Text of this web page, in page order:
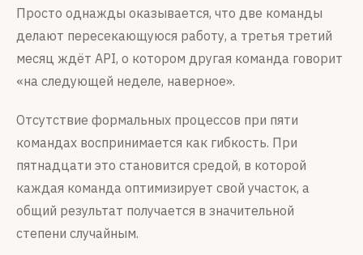
Просто однажды оказывается, что две команды
делают пересекающуюся работу, а третья третий
месяц ждёт API, о котором другая команда говорит
«на следующей неделе, наверное».
Отсутствие формальных процессов при пяти
командах воспринимается как гибкость. При
пятнадцати это становится средой, в которой
каждая команда оптимизирует свой участок, а
общий результат получается в значительной
степени случайным.